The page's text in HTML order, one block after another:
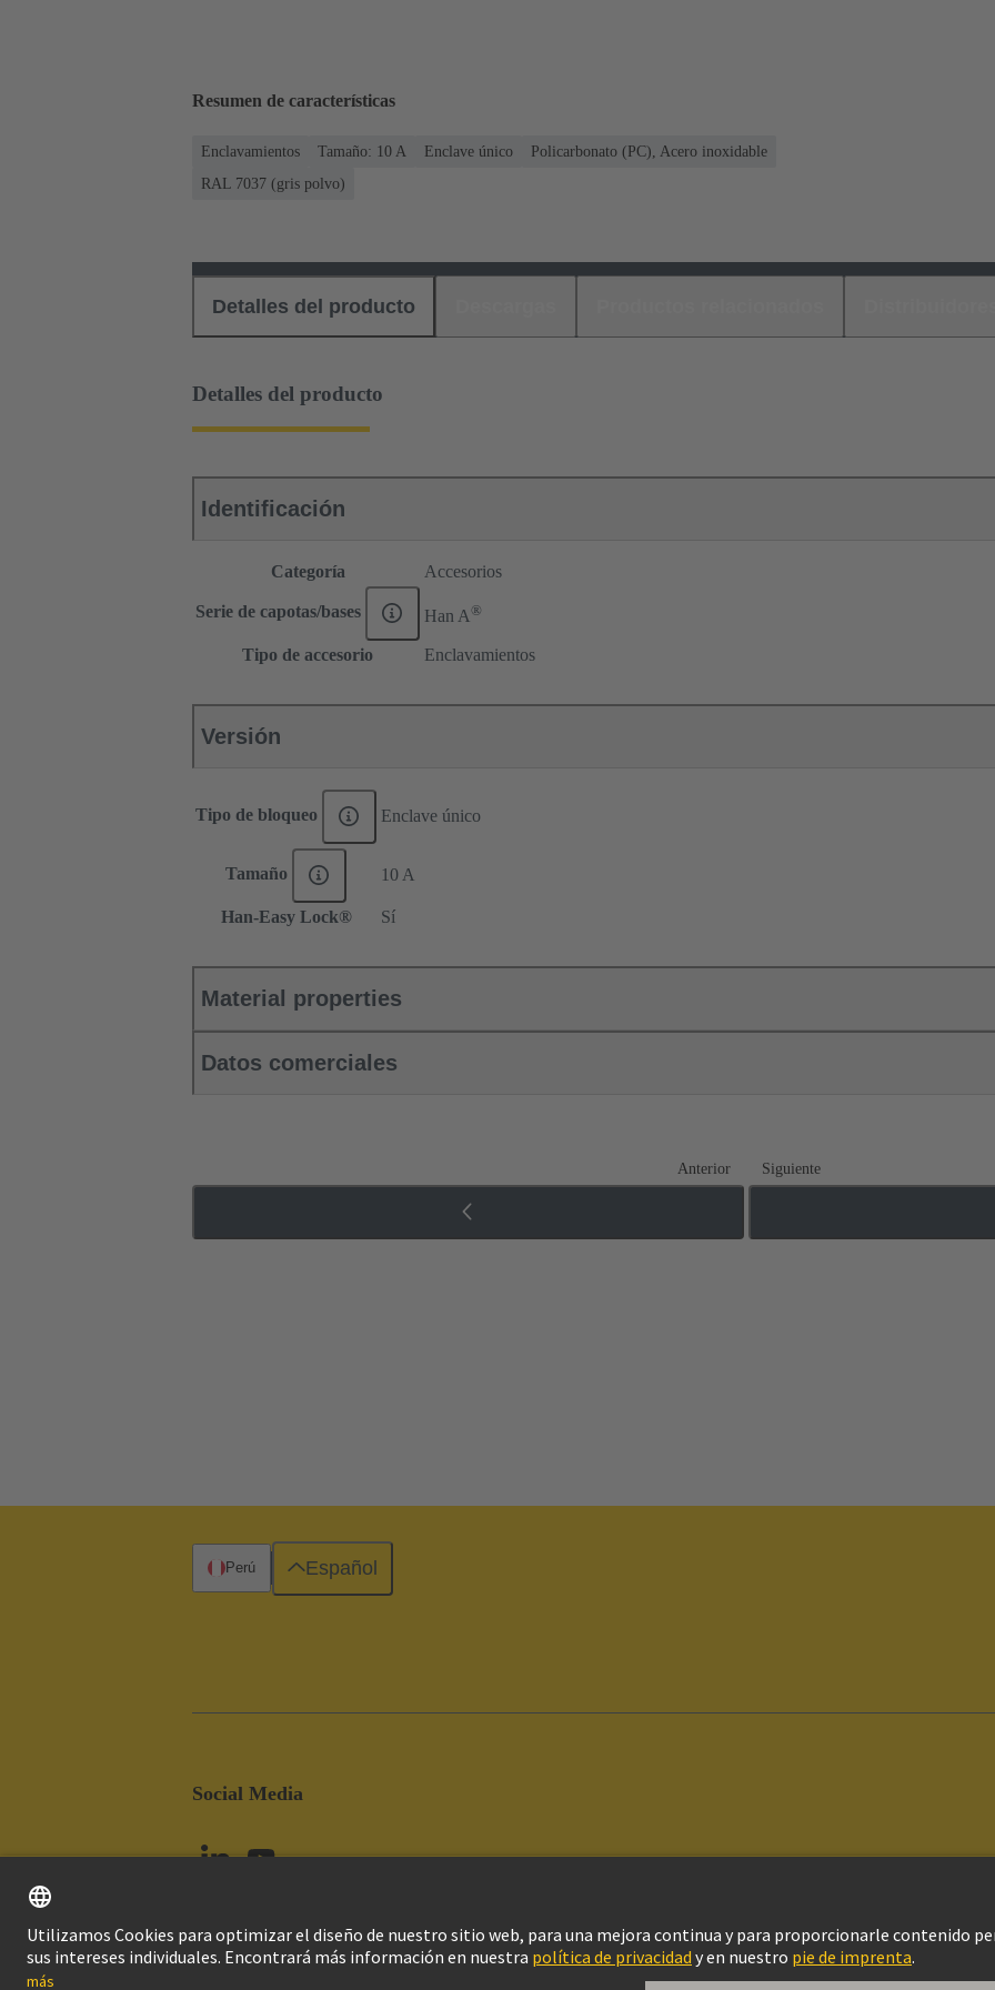
Resumen de características
Enclavamientos Tamaño: 10 A Enclave único
Policarbonato (PC), Acero inoxidable
RAL 7037 (gris polvo)
Detalles del producto
Detalles del producto
Identificación
Categoría Accesorios
Serie de capotas/bases Han A®
Tipo de accesorio Enclavamientos
Versión
Tipo de bloqueo Enclave único
Tamaño 10 A
Han-Easy Lock® Sí
Material properties
Datos comerciales
Anterior Siguiente
Social Media
Perú Español